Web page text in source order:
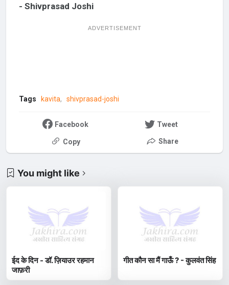
- Shivprasad Joshi
ADVERTISEMENT
Tags kavita shivprasad-joshi
Facebook Tweet
Copy Share
You might like
ईद के दिन - डॉ. ज़ियाउर रहमान
जाफ़री
गीत कौन सा मैं गाऊँ ? - कुलवंत सिंह